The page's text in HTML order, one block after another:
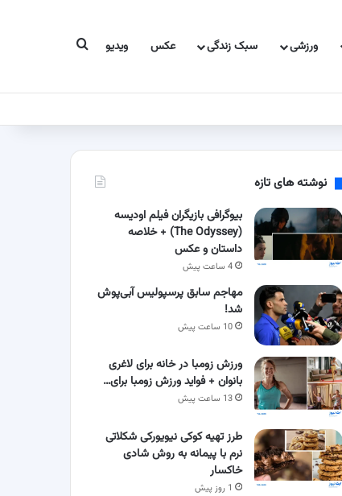
ورزشی سبک زندگی عکس ویدیو جستجو برای
نوشته های تازه
بیوگرافی بازیگران فیلم اودیسه
(The Odyssey) + خلاصه
داستان و عکس
4 ساعت پیش
مهاجم سابق پرسپولیس آبی‌پوش
شد!
10 ساعت پیش
ورزش زومبا در خانه برای لاغری
بانوان + فواید ورزش زومبا برای…
13 ساعت پیش
طرز تهیه کوکی نیویورکی شکلاتی
نرم با پیمانه به روش شادی
خاکسار
1 روز پیش